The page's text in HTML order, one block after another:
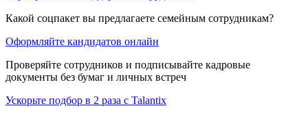
Какой соцпакет вы предлагаете семейным сотрудникам?
Оформляйте кандидатов онлайн
Проверяйте сотрудников и подписывайте кадровые
документы без бумаг и личных встреч
Ускорьте подбор в 2 раза с Talantix